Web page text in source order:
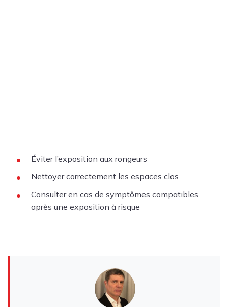
Éviter l’exposition aux rongeurs
Nettoyer correctement les espaces clos
Consulter en cas de symptômes compatibles
après une exposition à risque